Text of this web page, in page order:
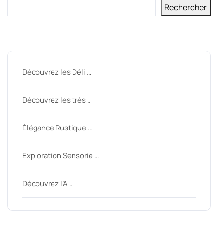
Rechercher
Découvrez les Déli …
Découvrez les trés …
Élégance Rustique …
Exploration Sensorie …
Découvrez l’A …